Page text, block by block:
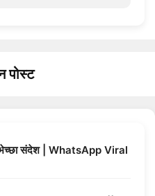
पोस्ट
संदेश | WhatsApp Viral